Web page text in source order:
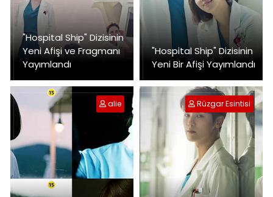
"Hospital Ship" Dizisinin
Yeni Afişi ve Fragmanı
Yayımlandı
"Hospital Ship" Dizisinin
Yeni Bir Afişi Yayımlandı
alie Rüzgar Esintisi